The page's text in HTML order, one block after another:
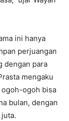
ini hanya
perjuangan
dengan para
mengaku
ogoh bisa
bulan, dengan